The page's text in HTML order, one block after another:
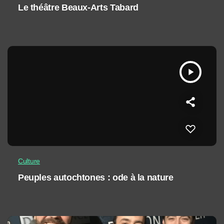
Le théâtre Beaux-Arts Tabard
play_arrow
Culture
Peuples autochtones : ode à la nature